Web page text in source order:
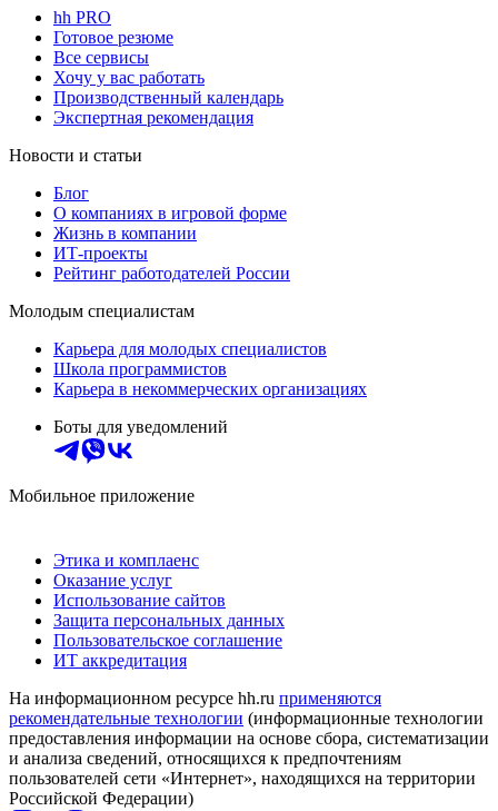
hh PRO
Готовое резюме
Все сервисы
Хочу у вас работать
Производственный календарь
Экспертная рекомендация
Новости и статьи
Блог
О компаниях в игровой форме
Жизнь в компании
ИТ-проекты
Рейтинг работодателей России
Молодым специалистам
Карьера для молодых специалистов
Школа программистов
Карьера в некоммерческих организациях
Боты для уведомлений
Мобильное приложение
Этика и комплаенс
Оказание услуг
Использование сайтов
Защита персональных данных
Пользовательское соглашение
ИТ аккредитация
На информационном ресурсе hh.ru применяются
рекомендательные технологии (информационные технологии
предоставления информации на основе сбора, систематизации
и анализа сведений, относящихся к предпочтениям
пользователей сети «Интернет», находящихся на территории
Российской Федерации)